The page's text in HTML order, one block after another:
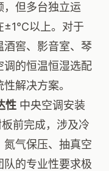
，但多台独立运
±1℃以上。对于
窖、影音室、琴
调的恒温恒湿选配
解决方案。
性 中央空调安装
前完成，涉及冷
气保压、抽真空
的专业性要求极